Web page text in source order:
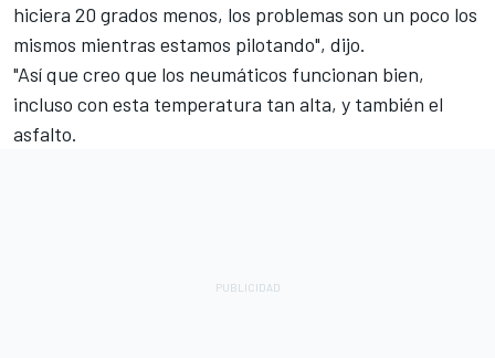
hiciera 20 grados menos, los problemas son un poco los
mismos mientras estamos pilotando", dijo.
"Así que creo que los neumáticos funcionan bien,
incluso con esta temperatura tan alta, y también el
asfalto.